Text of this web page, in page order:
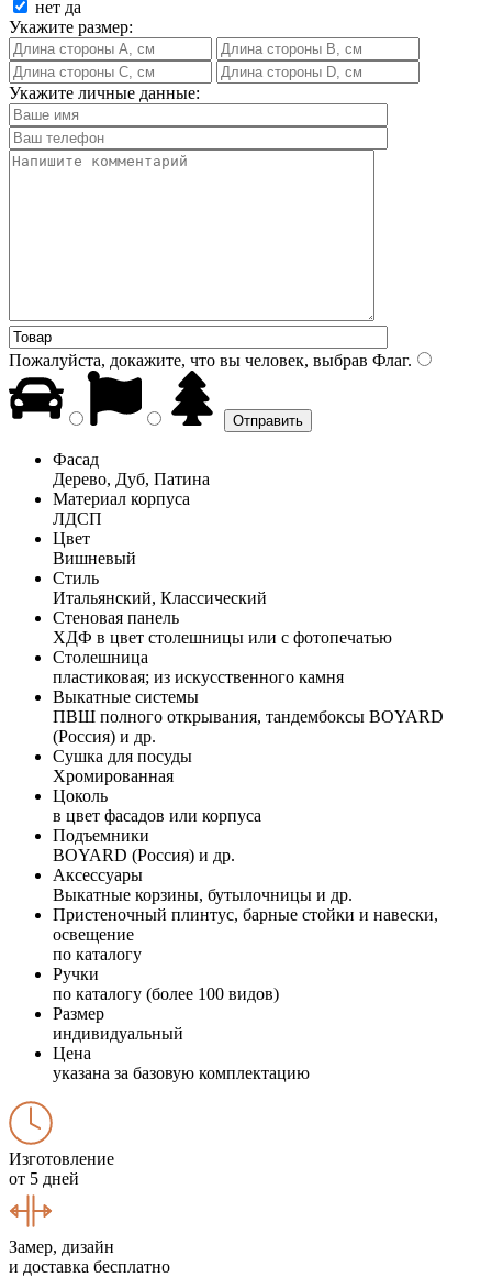
нет да
Укажите размер:
Укажите личные данные:
Пожалуйста, докажите, что вы человек, выбрав Флаг.
Фасад
Дерево, Дуб, Патина
Материал корпуса
ЛДСП
Цвет
Вишневый
Стиль
Итальянский, Классический
Стеновая панель
ХДФ в цвет столешницы или с фотопечатью
Столешница
пластиковая; из искусственного камня
Выкатные системы
ПВШ полного открывания, тандембоксы BOYARD
(Россия) и др.
Сушка для посуды
Хромированная
Цоколь
в цвет фасадов или корпуса
Подъемники
BOYARD (Россия) и др.
Аксессуары
Выкатные корзины, бутылочницы и др.
Пристеночный плинтус, барные стойки и навески,
освещение
по каталогу
Ручки
по каталогу (более 100 видов)
Размер
индивидуальный
Цена
указана за базовую комплектацию
Изготовление
от 5 дней
Замер, дизайн
и доставка бесплатно